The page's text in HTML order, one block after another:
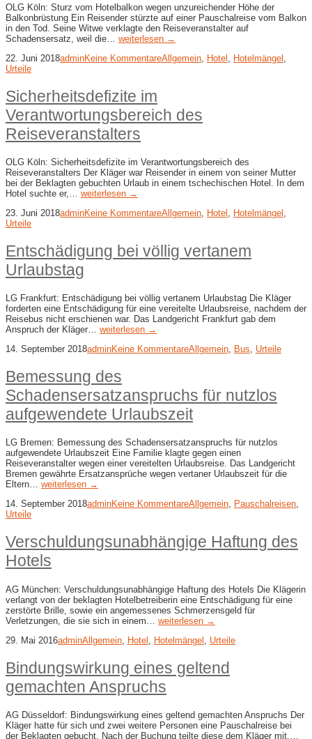
OLG Köln: Sturz vom Hotelbalkon wegen unzureichender Höhe der
Balkonbrüstung Ein Reisender stürzte auf einer Pauschalreise vom Balkon
in den Tod. Seine Witwe verklagte den Reiseveranstalter auf
Schadensersatz, weil die… weiterlesen →
22. Juni 2018adminKeine KommentareAllgemein Hotel Hotelmängel
Urteile
Sicherheitsdefizite im
Verantwortungsbereich des
Reiseveranstalters
OLG Köln: Sicherheitsdefizite im Verantwortungsbereich des
Reiseveranstalters Der Kläger war Reisender in einem von seiner Mutter
bei der Beklagten gebuchten Urlaub in einem tschechischen Hotel. In dem
Hotel suchte er,… weiterlesen →
23. Juni 2018adminKeine KommentareAllgemein, Hotel , Hotelmängel ,
Urteile
Entschädigung bei völlig vertanem
Urlaubstag
LG Frankfurt: Entschädigung bei völlig vertanem Urlaubstag Die Kläger
forderten eine Entschädigung für eine vereitelte Urlaubsreise, nachdem der
Reisebus nicht erschienen war. Das Landgericht Frankfurt gab dem
Anspruch der Kläger… weiterlesen →
14. September 2018adminKeine KommentareAllgemein, Bus, Urteile
Bemessung des
Schadensersatzanspruchs für nutzlos
aufgewendete Urlaubszeit
LG Bremen: Bemessung des Schadensersatzanspruchs für nutzlos
aufgewendete Urlaubszeit Eine Familie klagte gegen einen
Reiseveranstalter wegen einer vereitelten Urlaubsreise. Das Landgericht
Bremen gewährte Ersatzansprüche wegen vertaner Urlaubszeit für die
Eltern… weiterlesen →
14. September 2018adminKeine KommentareAllgemein, Pauschalreisen,
Urteile
Verschuldungsunabhängige Haftung des
Hotels
AG München: Verschuldungsunabhängige Haftung des Hotels Die Klägerin
verlangt von der beklagten Hotelbetreiberin eine Entschädigung für eine
zerstörte Brille, sowie ein angemessenes Schmerzensgeld für
Verletzungen, die sie sich in einem… weiterlesen →
29. Mai 2016adminAllgemein Hotel Hotelmängel Urteile
Bindungswirkung eines geltend
gemachten Anspruchs
AG Düsseldorf: Bindungswirkung eines geltend gemachten Anspruchs Der
Kläger hatte für sich und zwei weitere Personen eine Pauschalreise bei
der Beklagten gebucht. Nach der Buchung teilte diese dem Kläger mit,…